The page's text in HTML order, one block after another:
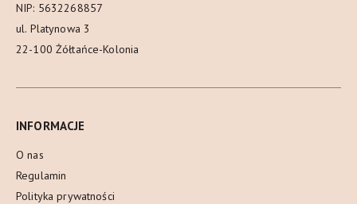
NIP: 5632268857
ul. Platynowa 3
22-100 Żółtańce-Kolonia
INFORMACJE
O nas
Regulamin
Polityka prywatności